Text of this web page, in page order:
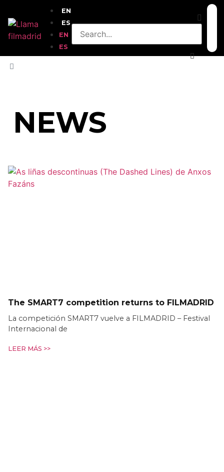
EN
ES
EN
ES
NEWS
The SMART7 competition returns to FILMADRID
La competición SMART7 vuelve a FILMADRID – Festival
Internacional de
LEER MÁS >>